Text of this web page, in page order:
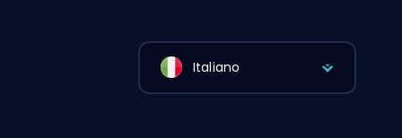
Italiano